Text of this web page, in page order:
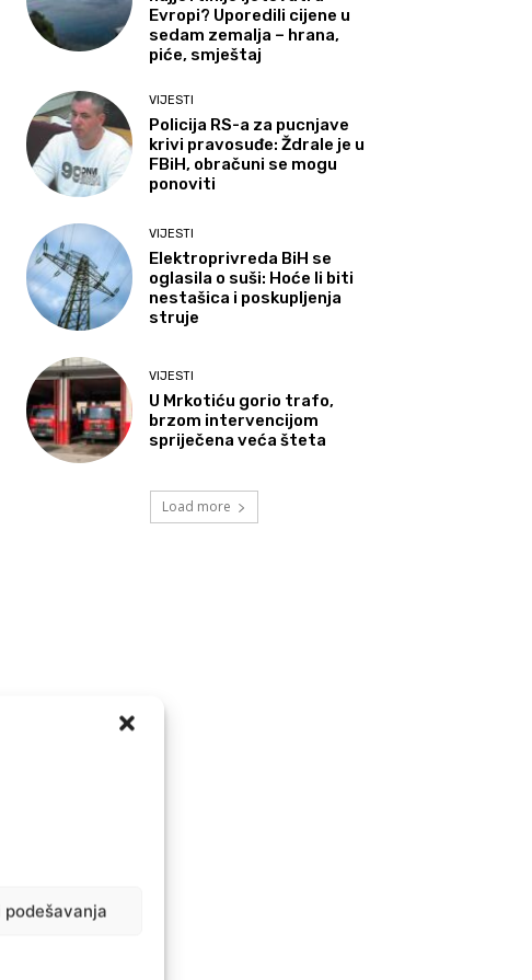
podešavanja
Evropi? Uporedili cijene u
sedam zemalja – hrana,
piće, smještaj
VIJESTI
Policija RS-a za pucnjave
krivi pravosuđe: Ždrale je u
FBiH, obračuni se mogu
ponoviti
VIJESTI
Elektroprivreda BiH se
oglasila o suši: Hoće li biti
nestašica i poskupljenja
struje
VIJESTI
U Mrkotiću gorio trafo,
brzom intervencijom
spriječena veća šteta
Load more